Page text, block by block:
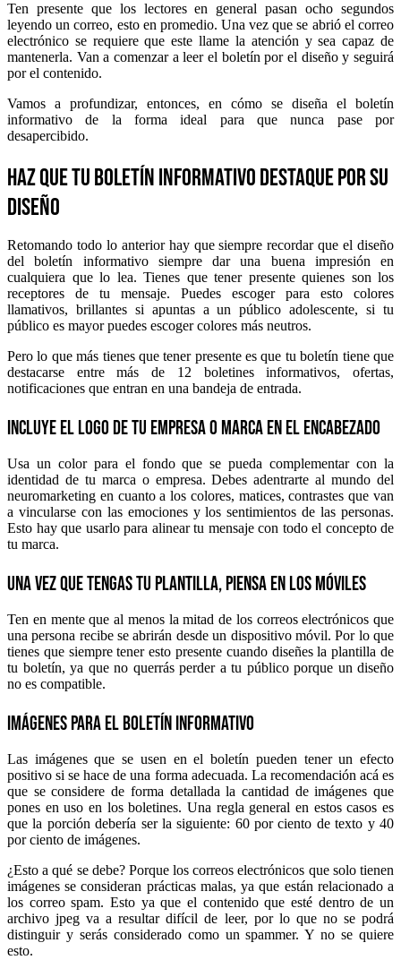
Ten presente que los lectores en general pasan ocho segundos
leyendo un correo, esto en promedio. Una vez que se abrió el correo
electrónico se requiere que este llame la atención y sea capaz de
mantenerla. Van a comenzar a leer el boletín por el diseño y seguirá
por el contenido.
Vamos a profundizar, entonces, en cómo se diseña el boletín
informativo de la forma ideal para que nunca pase por
desapercibido.
Haz que tu boletín informativo destaque por su
diseño
Retomando todo lo anterior hay que siempre recordar que el diseño
del boletín informativo siempre dar una buena impresión en
cualquiera que lo lea. Tienes que tener presente quienes son los
receptores de tu mensaje. Puedes escoger para esto colores
llamativos, brillantes si apuntas a un público adolescente, si tu
público es mayor puedes escoger colores más neutros.
Pero lo que más tienes que tener presente es que tu boletín tiene que
destacarse entre más de 12 boletines informativos, ofertas,
notificaciones que entran en una bandeja de entrada.
Incluye el logo de tu empresa o marca en el encabezado
Usa un color para el fondo que se pueda complementar con la
identidad de tu marca o empresa. Debes adentrarte al mundo del
neuromarketing en cuanto a los colores, matices, contrastes que van
a vincularse con las emociones y los sentimientos de las personas.
Esto hay que usarlo para alinear tu mensaje con todo el concepto de
tu marca.
Una vez que tengas tu plantilla, piensa en los móviles
Ten en mente que al menos la mitad de los correos electrónicos que
una persona recibe se abrirán desde un dispositivo móvil. Por lo que
tienes que siempre tener esto presente cuando diseñes la plantilla de
tu boletín, ya que no querrás perder a tu público porque un diseño
no es compatible.
Imágenes para el boletín informativo
Las imágenes que se usen en el boletín pueden tener un efecto
positivo si se hace de una forma adecuada. La recomendación acá es
que se considere de forma detallada la cantidad de imágenes que
pones en uso en los boletines. Una regla general en estos casos es
que la porción debería ser la siguiente: 60 por ciento de texto y 40
por ciento de imágenes.
¿Esto a qué se debe? Porque los correos electrónicos que solo tienen
imágenes se consideran prácticas malas, ya que están relacionado a
los correo spam. Esto ya que el contenido que esté dentro de un
archivo jpeg va a resultar difícil de leer, por lo que no se podrá
distinguir y serás considerado como un spammer. Y no se quiere
esto.